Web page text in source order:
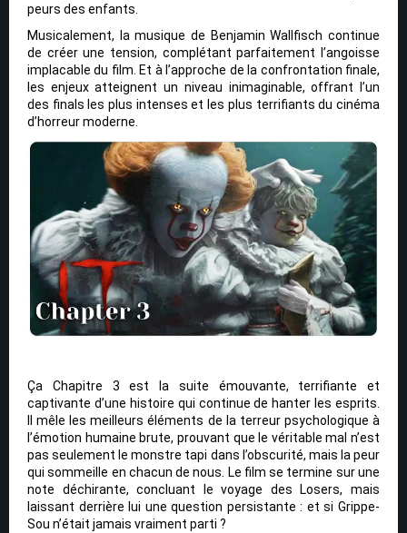
peurs des enfants.
Musicalement, la musique de Benjamin Wallfisch continue
de créer une tension, complétant parfaitement l’angoisse
implacable du film. Et à l’approche de la confrontation finale,
les enjeux atteignent un niveau inimaginable, offrant l’un
des finals les plus intenses et les plus terrifiants du cinéma
d’horreur moderne.
Ça Chapitre 3 est la suite émouvante, terrifiante et
captivante d’une histoire qui continue de hanter les esprits.
Il mêle les meilleurs éléments de la terreur psychologique à
l’émotion humaine brute, prouvant que le véritable mal n’est
pas seulement le monstre tapi dans l’obscurité, mais la peur
qui sommeille en chacun de nous. Le film se termine sur une
note déchirante, concluant le voyage des Losers, mais
laissant derrière lui une question persistante : et si Grippe-
Sou n’était jamais vraiment parti ?